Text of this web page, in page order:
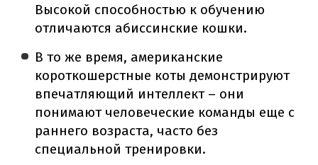
Высокой способностью к обучению
отличаются абиссинские кошки.
В то же время, американские
короткошерстные коты демонстрируют
впечатляющий интеллект – они
понимают человеческие команды еще с
раннего возраста, часто без
специальной тренировки.